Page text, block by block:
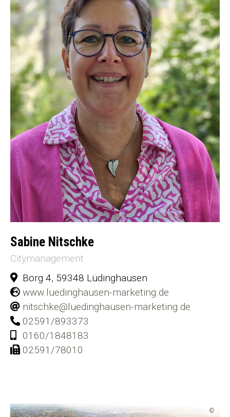
Sabine Nitschke
Citymanagement
Borg 4, 59348 Lüdinghausen
www.luedinghausen-marketing.de
nitschke@luedinghausen-marketing.de
02591/893373
0160/1848183
02591/78010
©